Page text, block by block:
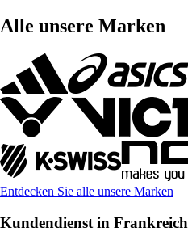
Alle unsere Marken
Entdecken Sie alle unsere Marken
Kundendienst in Frankreich